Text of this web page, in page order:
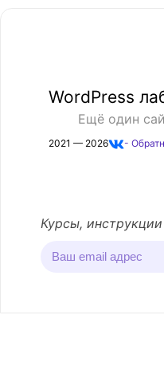
WordPress
Ещё один
2021 — 2026 -
Курсы,